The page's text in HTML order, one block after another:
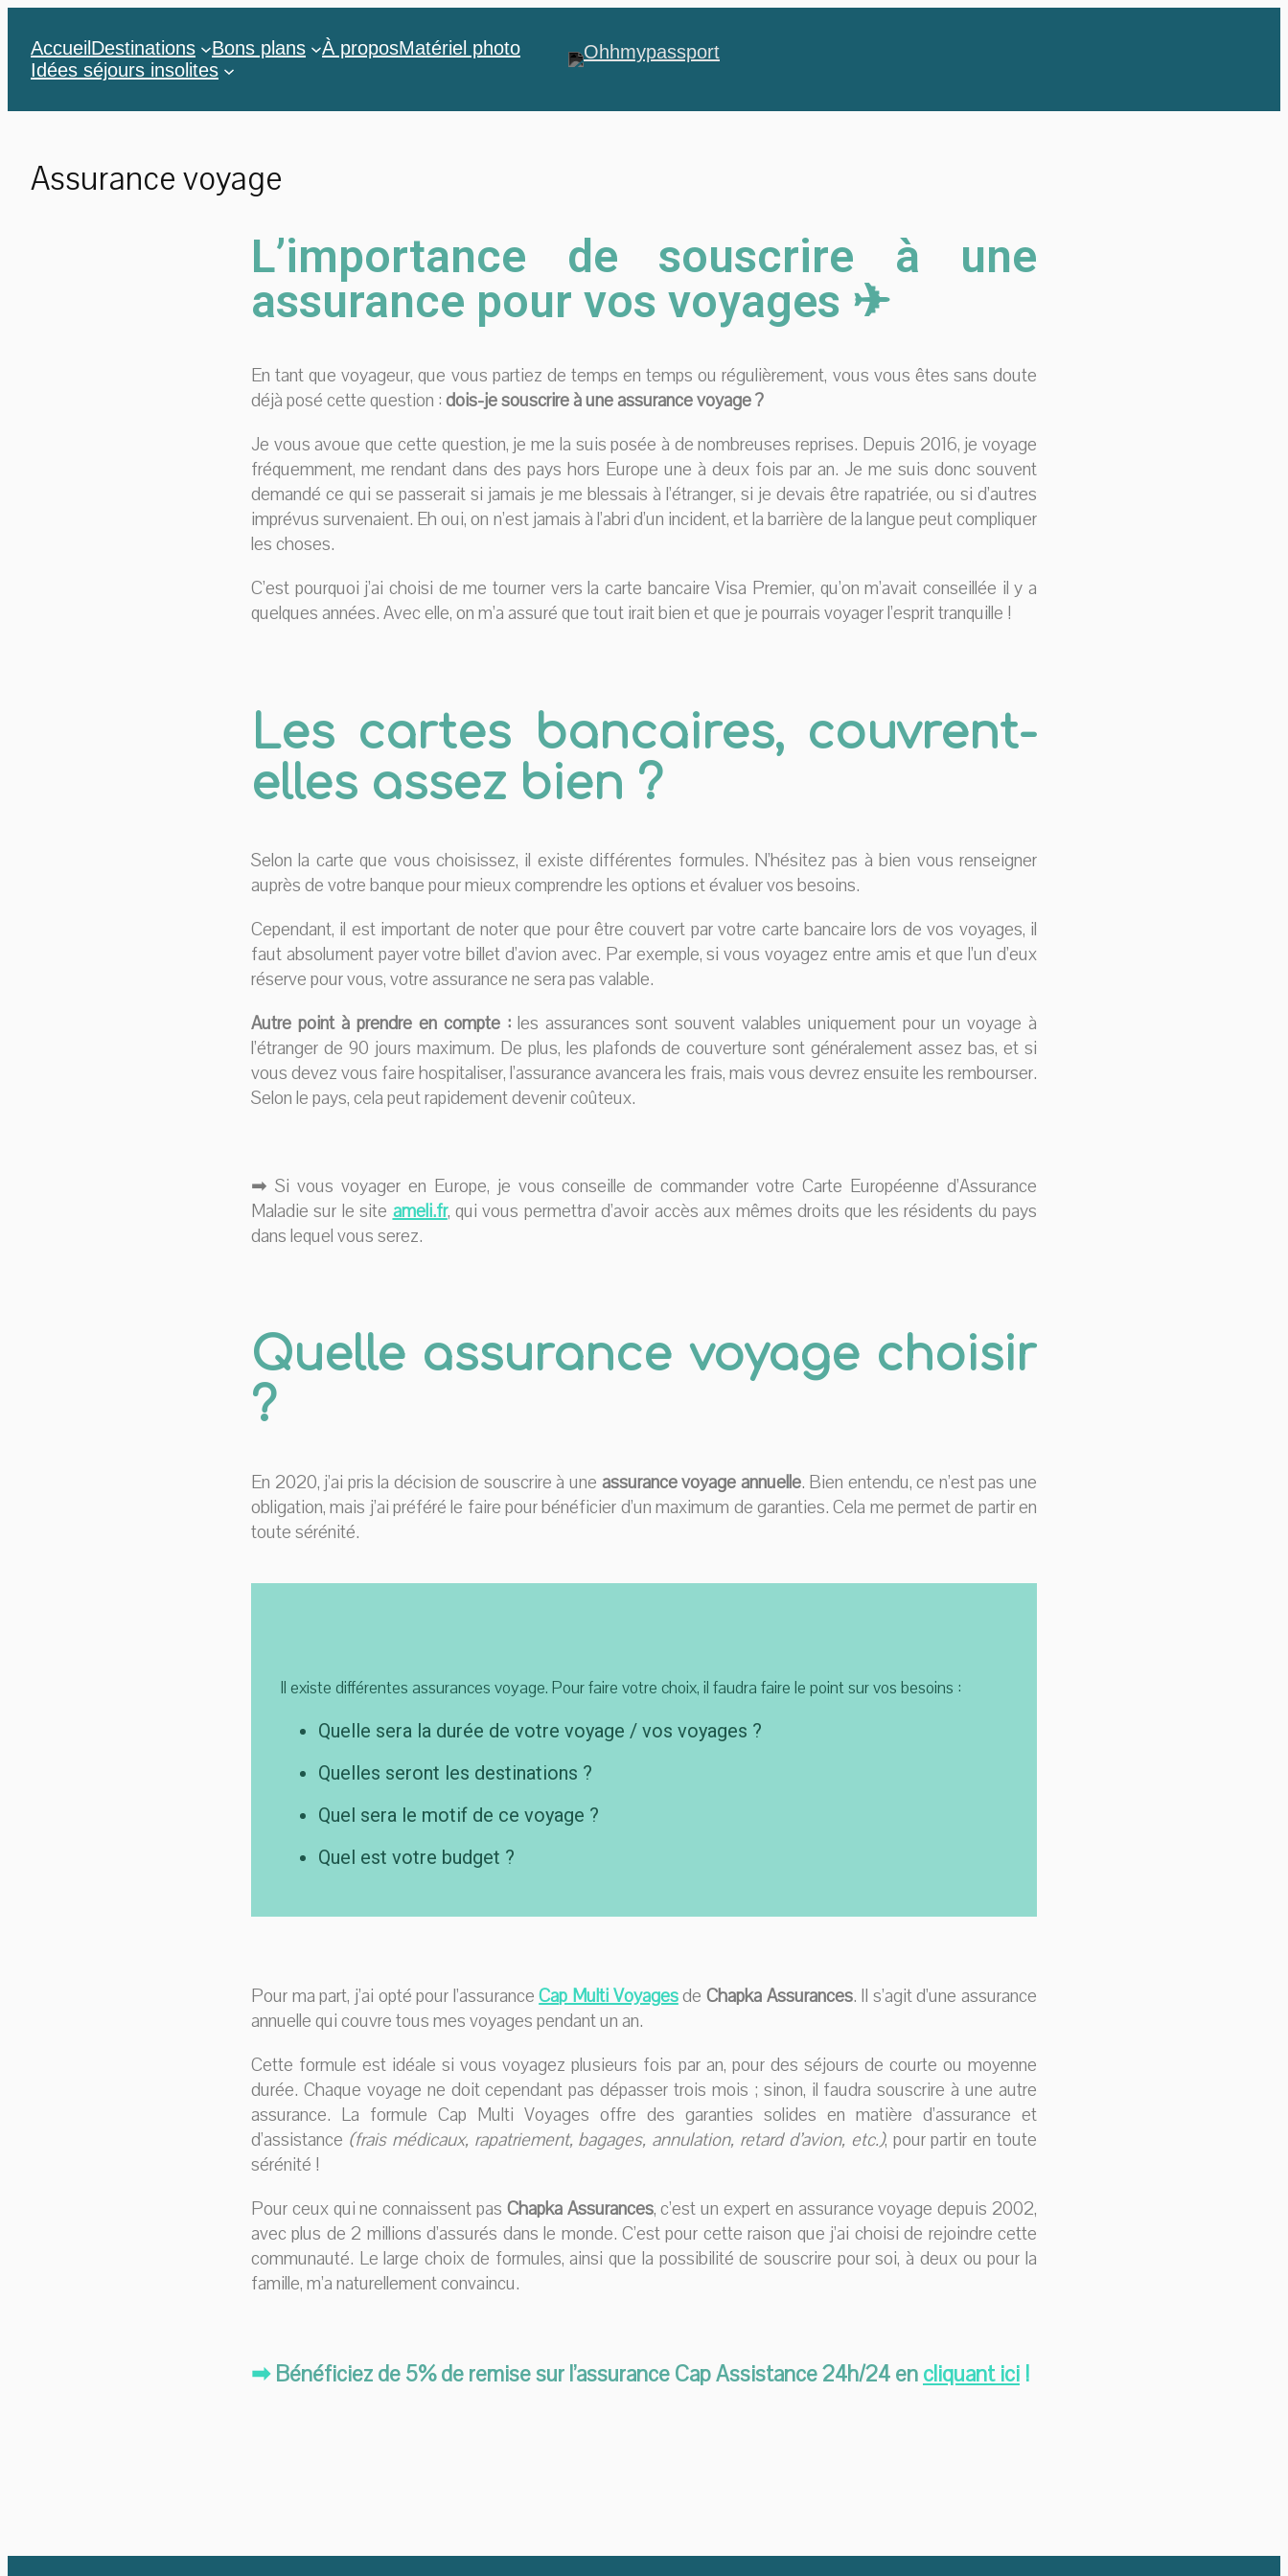
Accueil Destinations Bons plans À proposMatériel photo
Idées séjours insolites
Assurance voyage
L’importance de souscrire à une
assurance pour vos voyages ✈
En tant que voyageur, que vous partiez de temps en temps ou régulièrement, vous vous êtes sans doute
déjà posé cette question :dois-je souscrire à une assurance voyage ?
Je vous avoue que cette question, je me la suis posée à de nombreuses reprises. Depuis 2016, je voyage
fréquemment, me rendant dans des pays hors Europe une à deux fois par an. Je me suis donc souvent
demandé ce qui se passerait si jamais je me blessais à l’étranger, si je devais être rapatriée, ou si d’autres
imprévus survenaient. Eh oui, on n’est jamais à l’abri d’un incident, et la barrière de la langue peut compliquer
les choses.
C’est pourquoi j’ai choisi de me tourner vers la carte bancaire Visa Premier, qu’on m’avait conseillée il y a
quelques années. Avec elle, on m’a assuré que tout irait bien et que je pourrais voyager l’esprit tranquille !
Les cartes bancaires, couvrent-
elles assez bien ?
Selon la carte que vous choisissez, il existe différentes formules. N’hésitez pas à bien vous renseigner
auprès de votre banque pour mieux comprendre les options et évaluer vos besoins.
Cependant, il est important de noter que pour être couvert par votre carte bancaire lors de vos voyages, il
faut absolument payer votre billet d’avion avec. Par exemple, si vous voyagez entre amis et que l’un d’eux
réserve pour vous, votre assurance ne sera pas valable.
Autre point à prendre en compte :les assurances sont souvent valables uniquement pour un voyage à
l’étranger de 90 jours maximum. De plus, les plafonds de couverture sont généralement assez bas, et si
vous devez vous faire hospitaliser, l’assurance avancera les frais, mais vous devrez ensuite les rembourser.
Selon le pays, cela peut rapidement devenir coûteux.
➡ Si vous voyager en Europe, je vous conseille de commander votre Carte Européenne d’Assurance
Maladie sur le site ameli.fr, qui vous permettra d’avoir accès aux mêmes droits que les résidents du pays
dans lequel vous serez.
Quelle assurance voyage choisir
?
En 2020, j’ai pris la décision de souscrire à une assurance voyage annuelle. Bien entendu, ce n’est pas une
obligation, mais j’ai préféré le faire pour bénéficier d’un maximum de garanties. Cela me permet de partir en
toute sérénité.
Il existe différentes assurances voyage. Pour faire votre choix, il faudra faire le point sur vos besoins :
Quelle sera la durée de votre voyage / vos voyages ?
Quelles seront les destinations ?
Quel sera le motif de ce voyage ?
Quel est votre budget ?
Pour ma part, j’ai opté pour l’assuranceCap Multi Voyagesde Chapka Assurances. Il s’agit d’une assurance
annuelle qui couvre tous mes voyages pendant un an.
Cette formule est idéale si vous voyagez plusieurs fois par an, pour des séjours de courte ou moyenne
durée. Chaque voyage ne doit cependant pas dépasser trois mois ; sinon, il faudra souscrire à une autre
assurance. La formule Cap Multi Voyages offre des garanties solides en matière d’assurance et
d’assistance (frais médicaux, rapatriement, bagages, annulation, retard d’avion, etc.), pour partir en toute
sérénité !
Pour ceux qui ne connaissent pas Chapka Assurances, c’est un expert en assurance voyage depuis 2002,
avec plus de 2 millions d’assurés dans le monde. C’est pour cette raison que j’ai choisi de rejoindre cette
communauté. Le large choix de formules, ainsi que la possibilité de souscrire pour soi, à deux ou pour la
famille, m’a naturellement convaincu.
➡Bénéficiez de 5% de remise sur l’assurance Cap Assistance 24h/24 encliquant ici !